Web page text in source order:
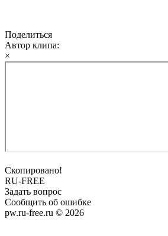
Поделиться
Автор клипа:
×
Скопировано!
RU-FREE
Задать вопрос
Сообщить об ошибке
pw.ru-free.ru © 2026